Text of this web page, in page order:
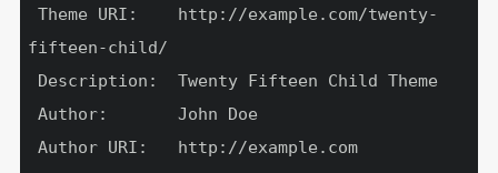
Theme URI:    http://example.com/twenty-
Description:
Author:
       John Doe